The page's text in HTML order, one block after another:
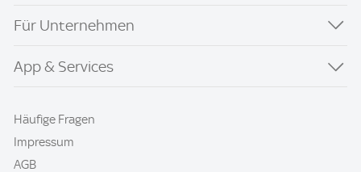
Für Unternehmen
App & Services
Häufige Fragen
Impressum
AGB